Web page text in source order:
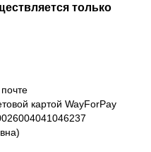
только
картой WayForPay